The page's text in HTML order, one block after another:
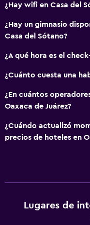
¿Hay wifi en Casa del
¿Hay un gimnasio
Casa del Sótano?
¿A qué hora es el
¿Cuánto cuesta una
¿En cuántos
Oaxaca de Juárez?
¿Cuándo actualizó
precios de hoteles en
Lugares de